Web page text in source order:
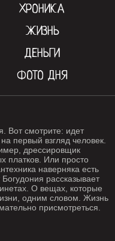
ХРОНИКА
ЖИЗНЬ
ДЕНЬГИ
ФОТО ДНЯ
Вот смотрите: идет
первый взгляд человек.
дрессировщик
платков. Или просто
наверняка есть
рассказывает
О вещах, которые
одним словом. Жизнь
присмотреться.